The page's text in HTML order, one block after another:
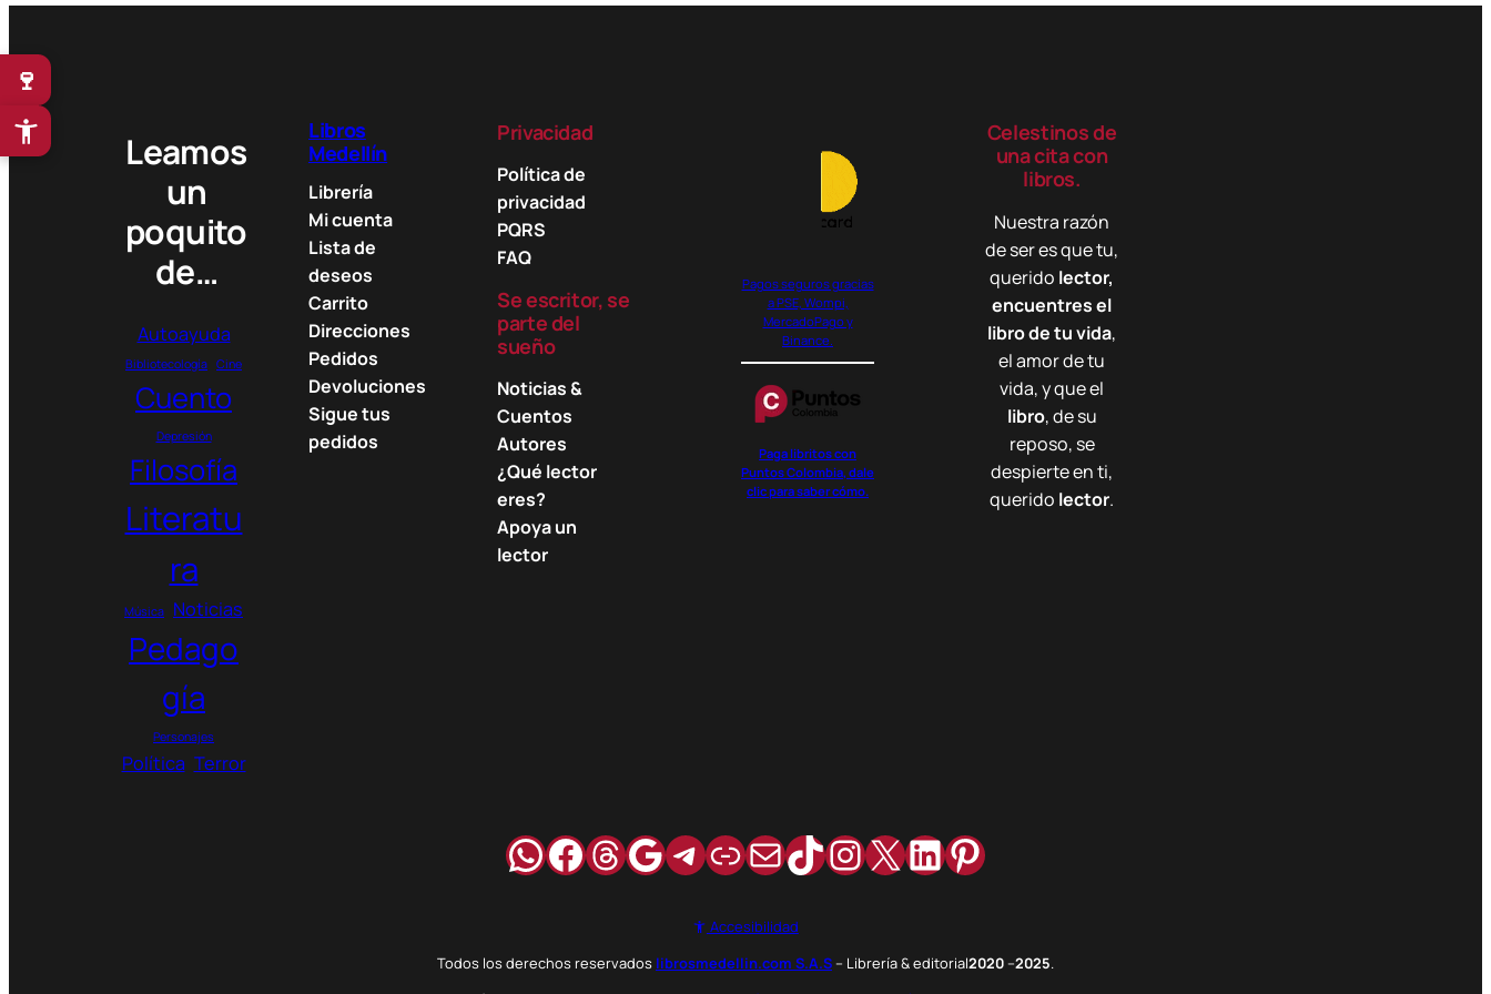
Leamos
un
poquito
de…
Autoayuda
Bibliotecología Cine
Cuento
Depresión
Filosofía
Literatu
ra
Música Noticias
Pedago
gía
Personajes
Política Terror
Libros
Medellín
Librería
Mi cuenta
Lista de
deseos
Carrito
Direcciones
Pedidos
Devoluciones
Sigue tus
pedidos
Privacidad
Política de
privacidad
PQRS
FAQ
Se escritor, se
parte del
sueño
Noticias &
Cuentos
Autores
¿Qué lector
eres?
Apoya un
lector
Pagos seguros gracias
a PSE, Wompi,
MercadoPago y
Binance.
Paga libritos con
Puntos Colombia, dale
clic para saber cómo.
Celestinos de
una cita con
libros.
Nuestra razón
de ser es que tu,
querido lector,
encuentres el
libro de tu vida,
el amor de tu
vida, y que el
libro, de su
reposo, se
despierte en ti,
querido lector.
WhatsApp
Facebook
Hilos
Google
Telegram
Enlace
Correo
TikTok
Instagram
X LinkedIn
Pinterest
Accesibilidad
Todos los derechos reservados librosmedellin.com S.A.S– Librería & editorial2020–2025.
🍷